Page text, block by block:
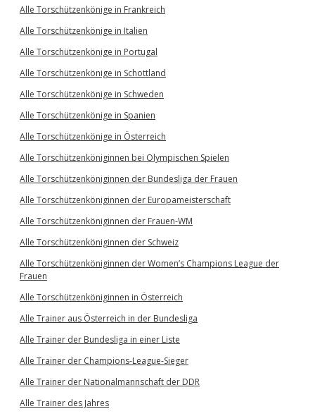
Alle Torschützenkönige in Frankreich
Alle Torschützenkönige in Italien
Alle Torschützenkönige in Portugal
Alle Torschützenkönige in Schottland
Alle Torschützenkönige in Schweden
Alle Torschützenkönige in Spanien
Alle Torschützenkönige in Österreich
Alle Torschützenköniginnen bei Olympischen Spielen
Alle Torschützenköniginnen der Bundesliga der Frauen
Alle Torschützenköniginnen der Europameisterschaft
Alle Torschützenköniginnen der Frauen-WM
Alle Torschützenköniginnen der Schweiz
Alle Torschützenköniginnen der Women’s Champions League der
Frauen
Alle Torschützenköniginnen in Österreich
Alle Trainer aus Österreich in der Bundesliga
Alle Trainer der Bundesliga in einer Liste
Alle Trainer der Champions-League-Sieger
Alle Trainer der Nationalmannschaft der DDR
Alle Trainer des Jahres